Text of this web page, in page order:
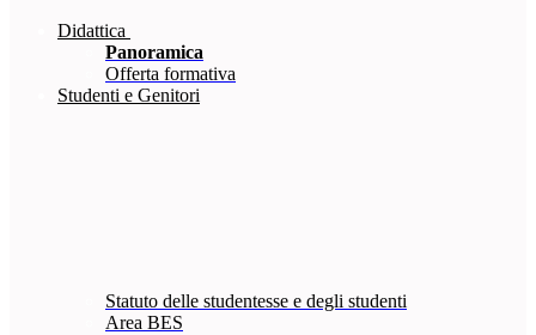
Didattica
Panoramica
Offerta formativa
Studenti e Genitori
Statuto delle studentesse e degli studenti
Area BES